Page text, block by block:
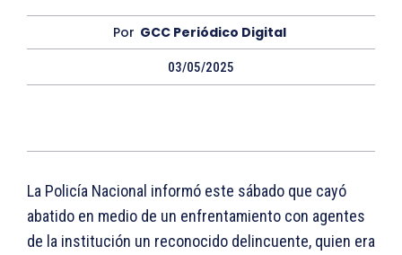
Por GCC Periódico Digital
03/05/2025
La Policía Nacional informó este sábado que cayó
abatido en medio de un enfrentamiento con agentes
de la institución un reconocido delincuente, quien era